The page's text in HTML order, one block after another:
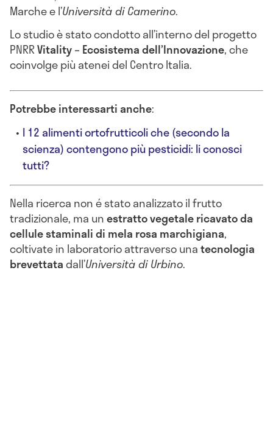
Marche e l’Università di Camerino.
Lo studio è stato condotto all’interno del progetto
PNRRVitality – Ecosistema dell’Innovazione, che
coinvolge più atenei del Centro Italia.
Potrebbe interessarti anche:
I 12 alimenti ortofrutticoli che (secondo la
scienza) contengono più pesticidi: li conosci
tutti?
Nella ricerca non é stato analizzato il frutto
tradizionale, ma unestratto vegetale ricavato da
cellule staminali di mela rosa marchigiana,
coltivate in laboratorio attraverso unatecnologia
brevettatadall’Università di Urbino.